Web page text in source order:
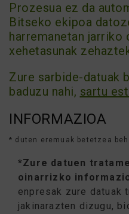
Prozesua ez da
Bitseko ekipoa
harremanetan jarriko
xehetasunak
Zure sarbide-datuak
baduzu nahi, sartu
INFORMAZIOA
* duten eremuak betetzea
*Zure datuen
oinarrizko
enpresak zure datuak
jakinarazten dizugu,